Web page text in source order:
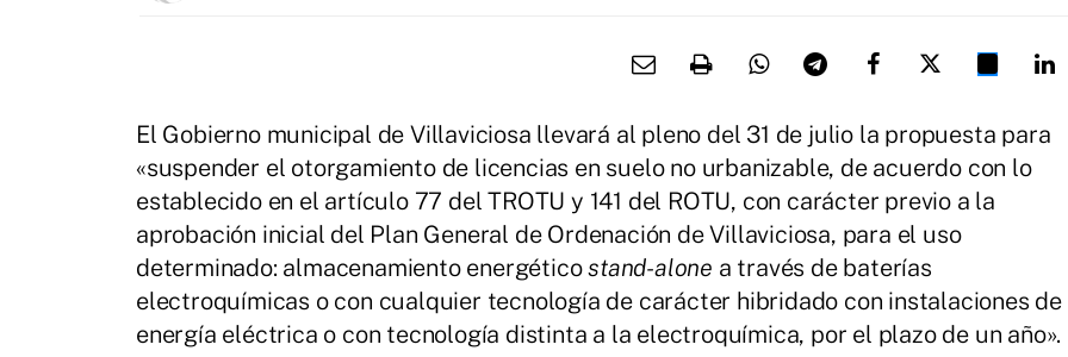
El Gobierno municipal de Villaviciosa llevará al pleno del 31 de julio la propuesta para
«suspender el otorgamiento de licencias en suelo no urbanizable, de acuerdo con lo
establecido en el artículo 77 del TROTU y 141 del ROTU, con carácter previo a la
aprobación inicial del Plan General de Ordenación de Villaviciosa, para el uso
determinado: almacenamiento energéticostand-alone a través de baterías
electroquímicas o con cualquier tecnología de carácter hibridado con instalaciones de
energía eléctrica o con tecnología distinta a la electroquímica, por el plazo de un año».